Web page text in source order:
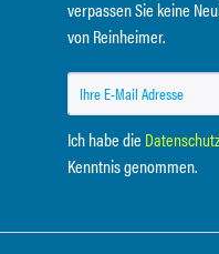
verpassen Sie keine
von Reinheimer.
Ich habe die
Kenntnis genommen.